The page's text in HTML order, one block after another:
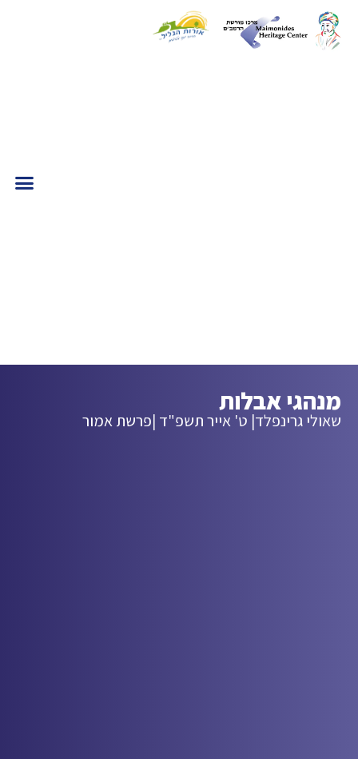
מנהגי אבלות
שאולי גרינפלד| ט' אייר תשפ"ד |פרשת אמור